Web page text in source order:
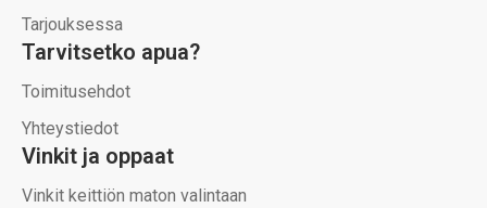
Tarjouksessa
Tarvitsetko apua?
Toimitusehdot
Yhteystiedot
Vinkit ja oppaat
Vinkit keittiön maton valintaan